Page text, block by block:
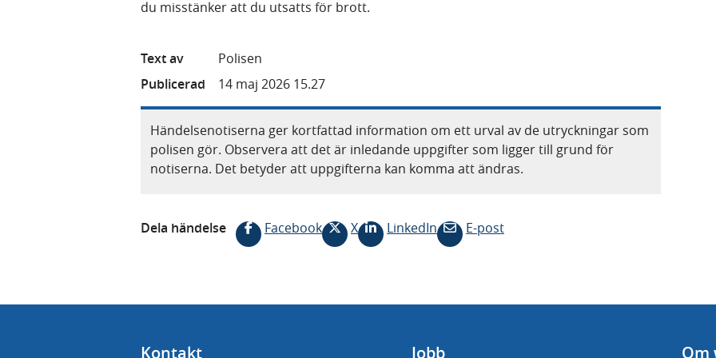
du misstänker att du utsatts för brott.
Text av
Polisen
Publicerad
14 maj 2026 15.27
Händelsenotiserna ger kortfattad information om ett urval av de utryckningar som
polisen gör. Observera att det är inledande uppgifter som ligger till grund för
notiserna. Det betyder att uppgifterna kan komma att ändras.
Dela händelse Facebook X LinkedIn E-post
Kontakt Jobb Om